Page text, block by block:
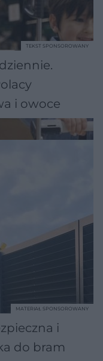
i owoce
TEKST SPONSOROWANY
i
do bram
MATERIAŁ SPONSOROWANY